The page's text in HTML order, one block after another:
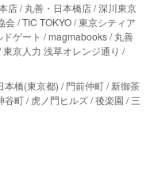
店/丸善・日本橋店/深川東京
会/TIC TOKYO/東京シティア
ゲート /magmabooks/丸善
東京人力 浅草オレンジ通り /
本橋(東京都) /門前仲町/新御茶
谷町/虎ノ門ヒルズ/後楽園 /三